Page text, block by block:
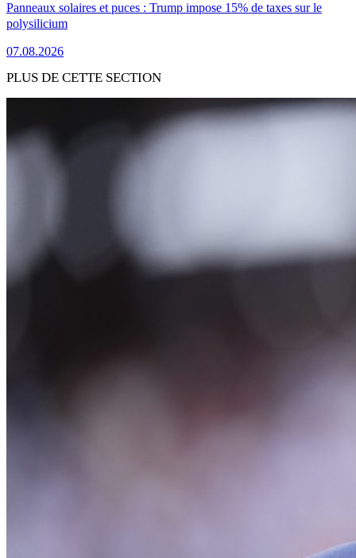
Panneaux solaires et puces : Trump impose 15% de taxes sur le
polysilicium
07.08.2026
PLUS DE CETTE SECTION